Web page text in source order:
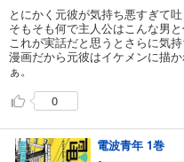
とにかく元彼が気持ち悪すぎて吐
そもそも何で主人公はこんな男
これが実話だと思うとさらに気持
漫画だから元彼はイケメンに描
ぁ。
0
電波青年 1巻